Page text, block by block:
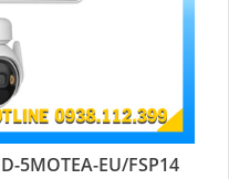
5MOTEA-EU/FSP14